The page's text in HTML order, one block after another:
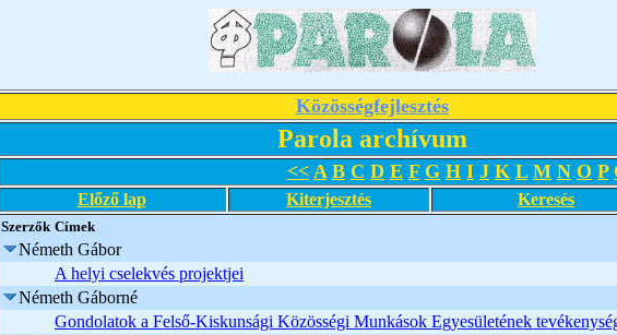
Közösségfejlesztés
Parola archívum
<< A B C D E F G H I J K L M N O P
Előző lap Kiterjesztés Keresés
Szerzők Címek
Németh Gábor
A helyi cselekvés projektjei
Németh Gáborné
Gondolatok a Felső-Kiskunsági Közösségi Munkások Egyesületének